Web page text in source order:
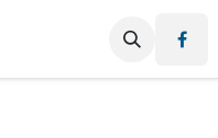
Devenir